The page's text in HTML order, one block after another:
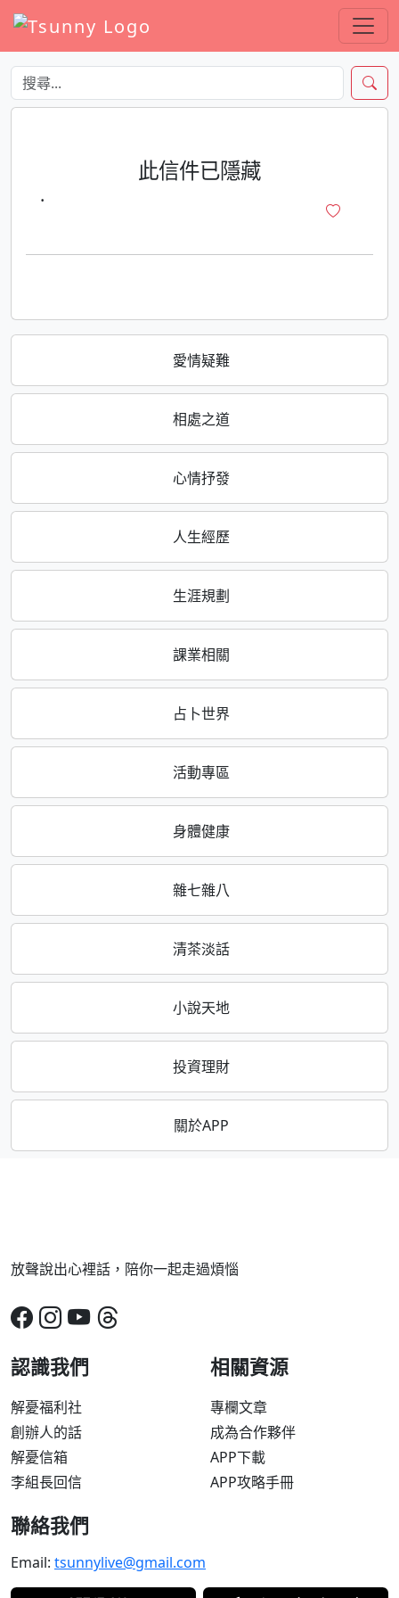
愛情疑難
相處之道
心情抒發
人生經歷
生涯規劃
課業相關
占卜世界
活動專區
身體健康
雜七雜八
清茶淡話
小說天地
投資理財
關於APP
此信件已隱藏
·
放聲說出心裡話，陪你一起走過煩惱
認識我們
解憂福利社
創辦人的話
解憂信箱
李組長回信
相關資源
專欄文章
成為合作夥伴
APP下載
APP攻略手冊
聯絡我們
Email: tsunnylive@gmail.com